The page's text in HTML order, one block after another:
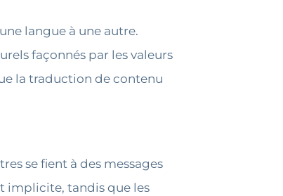
langue à une autre.
façonnés par les valeurs
la traduction de contenu
se fient à des messages
implicite, tandis que les